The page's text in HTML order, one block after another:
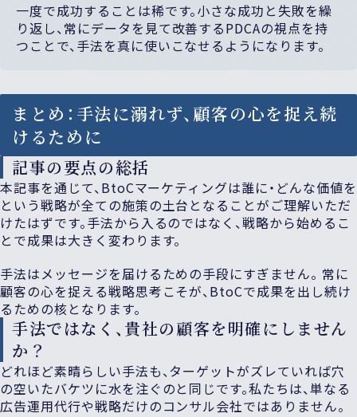
一度で成功することは稀です。小さな成功と失敗を繰
り返し、常にデータを見て改善するPDCAの視点を持
つことで、手法を真に使いこなせるようになります。
まとめ：手法に溺れず、顧客の心を捉え続
けるために
記事の要点の総括
本記事を通じて、BtoCマーケティングは誰に・どんな価値を
という戦略が全ての施策の土台となることがご理解いただ
けたはずです。手法から入るのではなく、戦略から始めるこ
とで成果は大きく変わります。
手法はメッセージを届けるための手段にすぎません。 常に
顧客の心を捉える戦略思考こそが、BtoCで成果を出し続け
るための核となります。
手法ではなく、貴社の顧客を明確にしません
か？
どれほど素晴らしい手法も、ターゲットがズレていれば穴
の空いたバケツに水を注ぐのと同じです。私たちは、単なる
広告運用代行や戦略だけのコンサル会社ではありません。